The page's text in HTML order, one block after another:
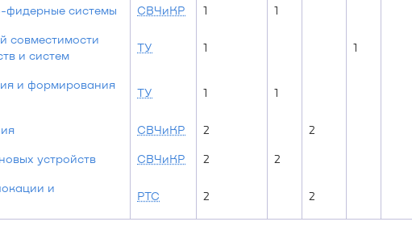
фидерные системы СВЧиКР 1 1
совместимости
и систем
ТУ 1 1
и формирования
ТУ 1 1
СВЧиКР 2 2
устройств СВЧиКР 2 2
и
РТС 2 2